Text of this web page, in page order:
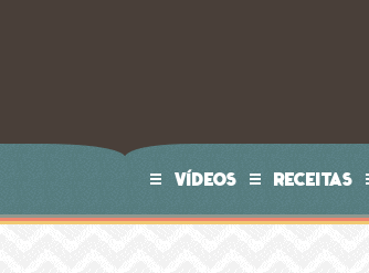
VÍDEOS RECEITAS